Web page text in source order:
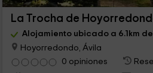
La Trocha de
Alojamiento ubicado a 6.1km de
Hoyorredondo, Ávila
0 opiniones